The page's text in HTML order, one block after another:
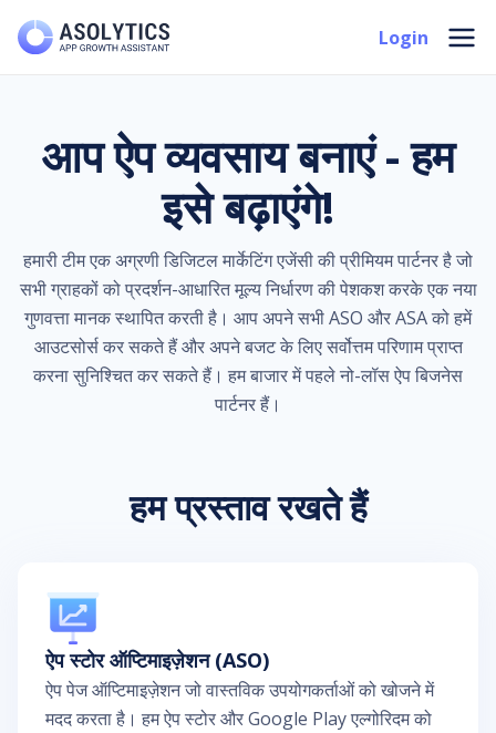
Login
आप ऐप व्यवसाय बनाएं - हम
इसे बढ़ाएंगे!
हमारी टीम एक अग्रणी डिजिटल मार्केटिंग एजेंसी की प्रीमियम पार्टनर है जो
सभी ग्राहकों को प्रदर्शन-आधारित मूल्य निर्धारण की पेशकश करके एक नया
गुणवत्ता मानक स्थापित करती है। आप अपने सभी ASO और ASA को हमें
आउटसोर्स कर सकते हैं और अपने बजट के लिए सर्वोत्तम परिणाम प्राप्त
करना सुनिश्चित कर सकते हैं। हम बाजार में पहले नो-लॉस ऐप बिजनेस
पार्टनर हैं।
हम प्रस्ताव रखते हैं
ऐप स्टोर ऑप्टिमाइज़ेशन (ASO)
ऐप पेज ऑप्टिमाइज़ेशन जो वास्तविक उपयोगकर्ताओं को खोजने में
मदद करता है। हम ऐप स्टोर और Google Play एल्गोरिदम को